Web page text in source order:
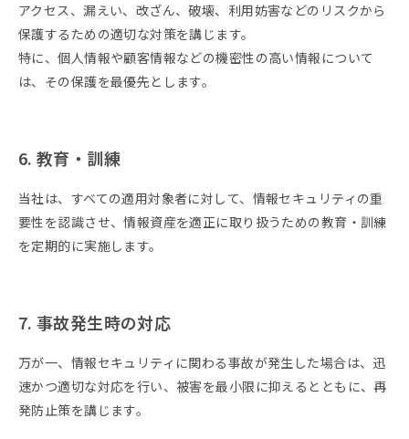
アクセス、漏えい、改ざん、破壊、利用妨害などのリスクから
保護するための適切な対策を講じます。
特に、個人情報や顧客情報などの機密性の高い情報について
は、その保護を最優先とします。
6. 教育・訓練
当社は、すべての適用対象者に対して、情報セキュリティの重
要性を認識させ、情報資産を適正に取り扱うための教育・訓練
を定期的に実施します。
7. 事故発生時の対応
万が一、情報セキュリティに関わる事故が発生した場合は、迅
速かつ適切な対応を行い、被害を最小限に抑えるとともに、再
発防止策を講じます。